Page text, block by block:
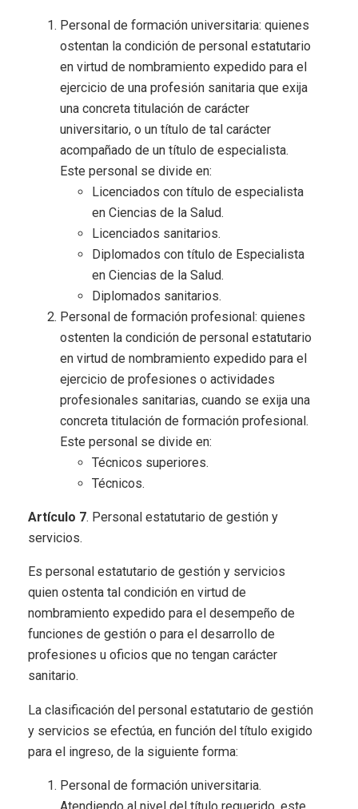
Personal de formación universitaria: quienes
ostentan la condición de personal estatutario
en virtud de nombramiento expedido para el
ejercicio de una profesión sanitaria que exija
una concreta titulación de carácter
universitario, o un título de tal carácter
acompañado de un título de especialista.
Este personal se divide en:
Licenciados con título de especialista
en Ciencias de la Salud.
Licenciados sanitarios.
Diplomados con título de Especialista
en Ciencias de la Salud.
Diplomados sanitarios.
Personal de formación profesional: quienes
ostenten la condición de personal estatutario
en virtud de nombramiento expedido para el
ejercicio de profesiones o actividades
profesionales sanitarias, cuando se exija una
concreta titulación de formación profesional.
Este personal se divide en:
Técnicos superiores.
Técnicos.
Artículo 7. Personal estatutario de gestión y
servicios.
Es personal estatutario de gestión y servicios
quien ostenta tal condición en virtud de
nombramiento expedido para el desempeño de
funciones de gestión o para el desarrollo de
profesiones u oficios que no tengan carácter
sanitario.
La clasificación del personal estatutario de gestión
y servicios se efectúa, en función del título exigido
para el ingreso, de la siguiente forma:
Personal de formación universitaria.